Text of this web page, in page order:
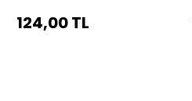
124,00 TL